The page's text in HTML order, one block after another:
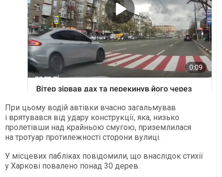
При цьому водій автівки вчасно загальмував
і врятувався від удару конструкції, яка, низько
пролетівши над крайньою смугою, приземлилася
на тротуар протилежності сторони вулиці.
У місцевих пабліках повідомили, що внаслідок стихії
у Харкові повалено понад 30 дерев.